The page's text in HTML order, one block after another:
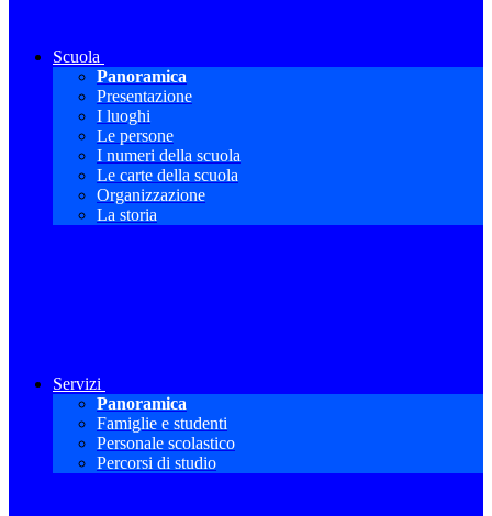
Scuola
Panoramica
Presentazione
I luoghi
Le persone
I numeri della scuola
Le carte della scuola
Organizzazione
La storia
Servizi
Panoramica
Famiglie e studenti
Personale scolastico
Percorsi di studio